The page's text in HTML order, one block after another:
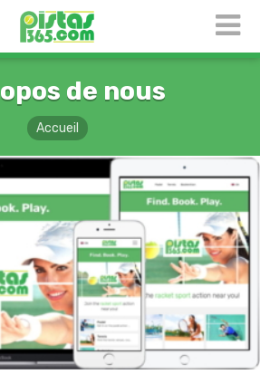
de nous
Accueil